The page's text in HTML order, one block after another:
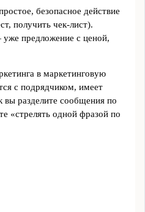
безопасное действие
получить чек-лист).
предложение с ценой,
в маркетинговую
с подрядчиком, имеет
вы разделите сообщения по
«стрелять одной фразой по